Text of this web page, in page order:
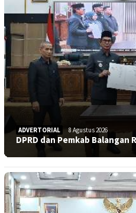
ADVERTORIAL 8 Agustus 2026
DPRD dan Pemkab